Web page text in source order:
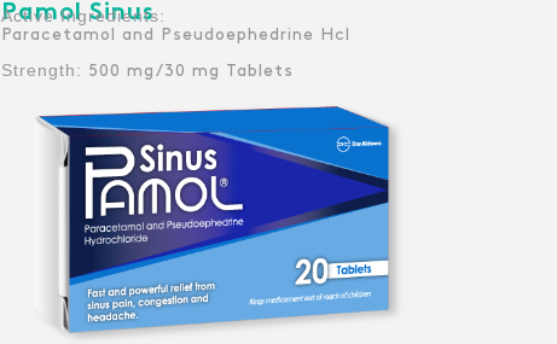
Pamol Sinus :Active Ingredients
Paracetamol and Pseudoephedrine Hcl
Strength: 500 mg/30 mg Tablets